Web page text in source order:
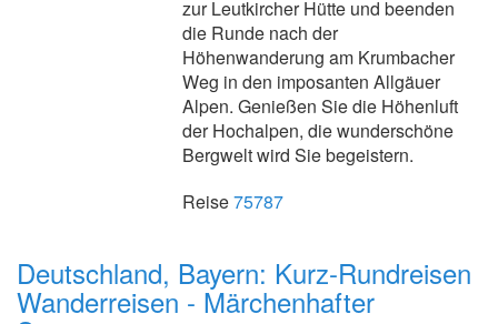
zur Leutkircher Hütte und beenden
die Runde nach der
Höhenwanderung am Krumbacher
Weg in den imposanten Allgäuer
Alpen. Genießen Sie die Höhenluft
der Hochalpen, die wunderschöne
Bergwelt wird Sie begeistern.
Reise75787
Deutschland, Bayern: Kurz-Rundreisen
Wanderreisen - Märchenhafter